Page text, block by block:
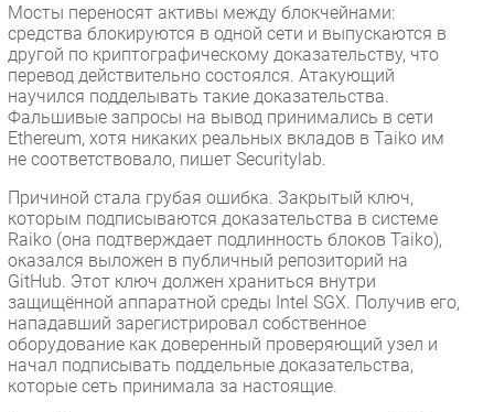
РАЗДЕЛЫ
Новости
Аналитика
Интервью
Мероприятия
Проекты
IT класс
Тестовый стенд
Каталог компаний
Мосты переносят активы между блокчейнами:
средства блокируются в одной сети и выпускаются в
другой по криптографическому доказательству, что
перевод действительно состоялся. Атакующий
научился подделывать такие доказательства.
Фальшивые запросы на вывод принимались в сети
Ethereum, хотя никаких реальных вкладов в Taiko им
не соответствовало, пишет Securitylab.
Причиной стала грубая ошибка. Закрытый ключ,
которым подписываются доказательства в системе
Raiko (она подтверждает подлинность блоков Taiko),
оказался выложен в публичный репозиторий на
GitHub. Этот ключ должен храниться внутри
защищённой аппаратной среды Intel SGX. Получив его,
нападавший зарегистрировал собственное
оборудование как доверенный проверяющий узел и
начал подписывать поддельные доказательства,
которые сеть принимала за настоящие.